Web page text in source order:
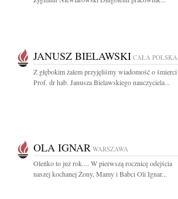
JANUSZ BIELAWSKI CAŁA POLSKA
Z głębokim żalem przyjęliśmy wiadomość o śmierci
Prof. dr hab. Janusza Bielawskiego nauczyciela...
OLA IGNAR WARSZAWA
Oleńko to już rok.... W pierwszą rocznicę odejścia
naszej kochanej Żony, Mamy i Babci Oli Ignar...